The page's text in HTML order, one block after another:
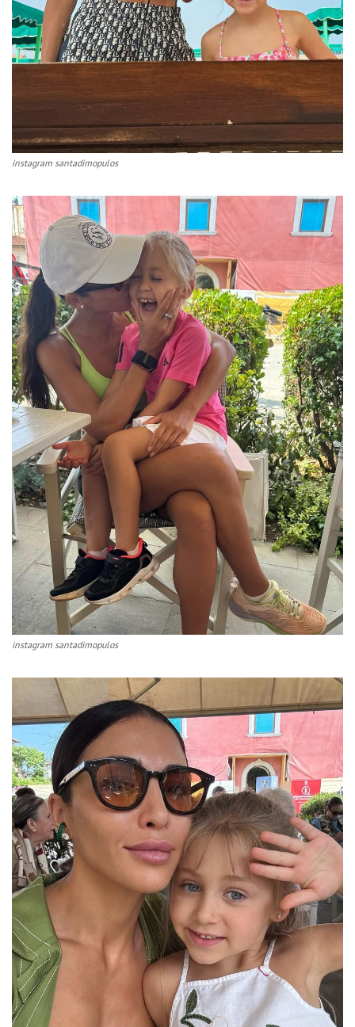
instagram santadimopulos
instagram santadimopulos